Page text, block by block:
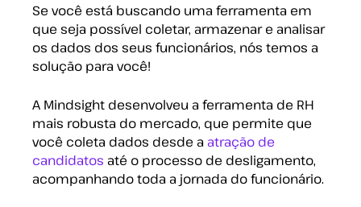
Se você está buscando uma ferramenta em
que seja possível coletar, armazenar e analisar
os dados dos seus funcionários, nós temos a
solução para você!
A Mindsight desenvolveu a ferramenta de RH
mais robusta do mercado, que permite que
você coleta dados desde a atração de
candidatos até o processo de desligamento,
acompanhando toda a jornada do funcionário.